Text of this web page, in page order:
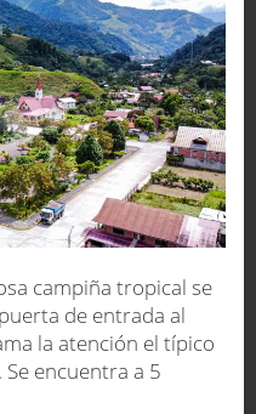
campiña tropical se
de entrada al
la atención el típico
encuentra a 5